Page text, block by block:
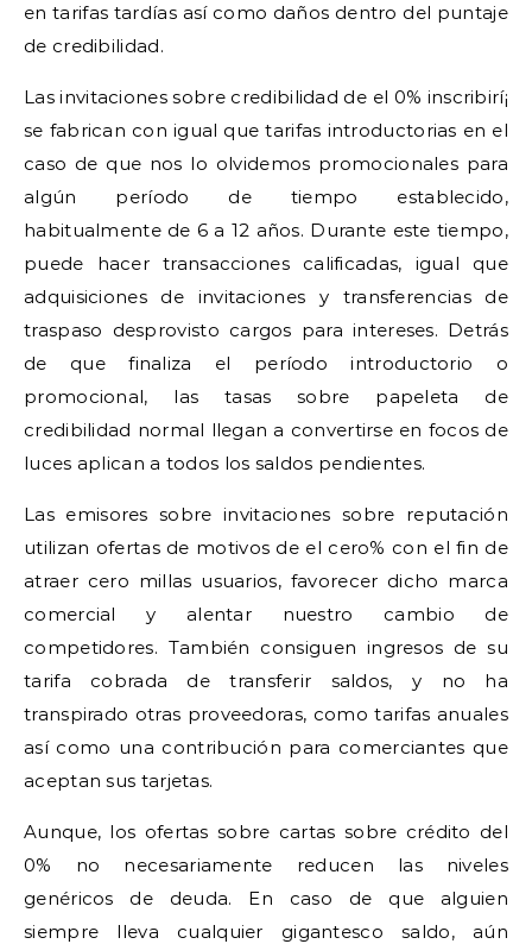
en tarifas tardías así­ como daños dentro del puntaje
de credibilidad.
Las invitaciones sobre credibilidad de el 0% inscribirí¡
se fabrican con igual que tarifas introductorias en el
caso de que nos lo olvidemos promocionales para
algún período de tiempo establecido,
habitualmente de 6 a 12 años. Durante este tiempo,
puede hacer transacciones calificadas, igual que
adquisiciones de invitaciones y transferencias de
traspaso desprovisto cargos para intereses. Detrás
de que finaliza el período introductorio o
promocional, las tasas sobre papeleta de
credibilidad normal llegan a convertirse en focos de
luces aplican a todos los saldos pendientes.
Las emisores sobre invitaciones sobre reputación
utilizan ofertas de motivos de el cero% con el fin de
atraer cero millas usuarios, favorecer dicho marca
comercial y alentar nuestro cambio de
competidores. También consiguen ingresos de su
tarifa cobrada de transferir saldos, y no ha
transpirado otras proveedoras, como tarifas anuales
así­ como una contribución para comerciantes que
aceptan sus tarjetas.
Aunque, los ofertas sobre cartas sobre crédito del
0% no necesariamente reducen las niveles
genéricos de deuda. En caso de que alguien
siempre lleva cualquier gigantesco saldo, aún